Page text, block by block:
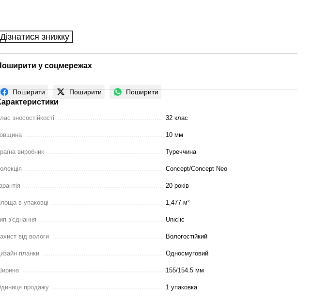
Дізнатися знижку
у соцмережах
Поширити Поширити Поширити
зносостійкості 32 клас
10 мм
виробник Туреччина
Concept/Concept Neo
20 років
в упаковці 1,477 м²
з'єднання Uniclic
від вологи Вологостійкий
планки Односмуговий
155/154.5 мм
продажу 1 упаковка